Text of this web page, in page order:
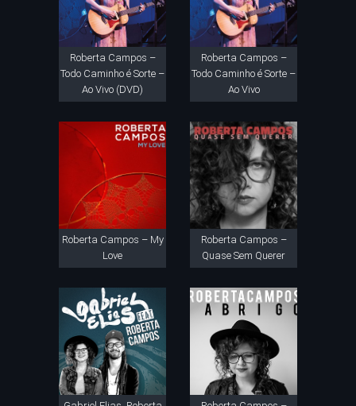
Roberta Campos –
Todo Caminho é Sorte –
Ao Vivo (DVD)
Roberta Campos –
Todo Caminho é Sorte –
Ao Vivo
Roberta Campos – My
Love
Roberta Campos –
Quase Sem Querer